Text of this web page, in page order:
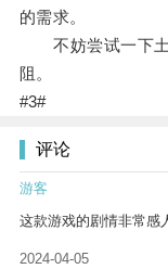
的需求。
不妨尝试一下土
阻。
#3#
评论
游客
这款游戏的剧情非常感
2024-04-05